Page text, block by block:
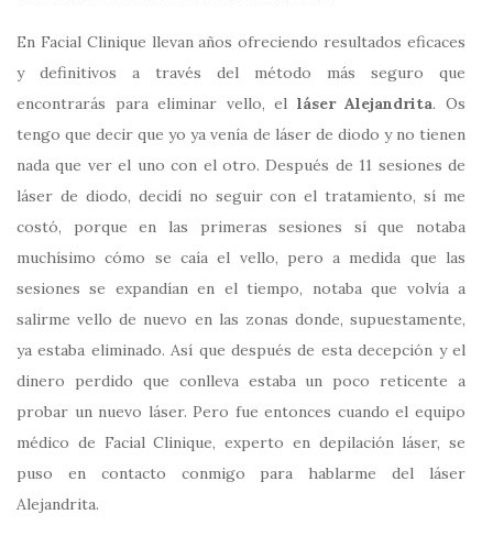
En Facial Clinique llevan años ofreciendo resultados eficaces
y definitivos a través del método más seguro que
encontrarás para eliminar vello, el láser Alejandrita. Os
tengo que decir que yo ya venía de láser de diodo y no tienen
nada que ver el uno con el otro. Después de 11 sesiones de
láser de diodo, decidí no seguir con el tratamiento, sí me
costó, porque en las primeras sesiones sí que notaba
muchísimo cómo se caía el vello, pero a medida que las
sesiones se expandían en el tiempo, notaba que volvía a
salirme vello de nuevo en las zonas donde, supuestamente,
ya estaba eliminado. Así que después de esta decepción y el
dinero perdido que conlleva estaba un poco reticente a
probar un nuevo láser. Pero fue entonces cuando el equipo
médico de Facial Clinique, experto en depilación láser, se
puso en contacto conmigo para hablarme del láser
Alejandrita.